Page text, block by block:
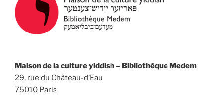
Maison de la culture yiddish – Bibliothèque Medem
29, rue du Château-d’Eau
75010 Paris